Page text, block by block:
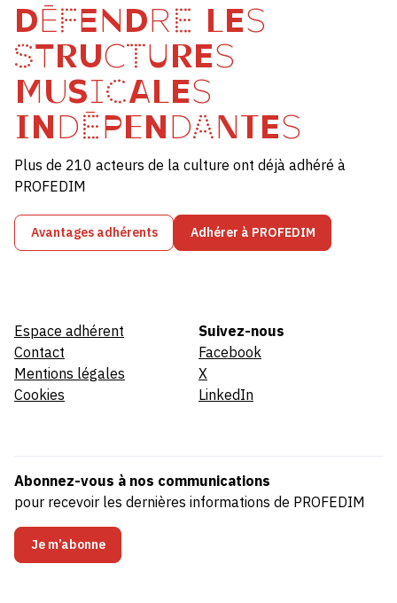
DÉFENDRE LES
STRUCTURES
MUSICALES
INDÉPENDANTES
Plus de 210 acteurs de la culture ont déjà adhéré à
PROFEDIM
Avantages adhérents Adhérer à PROFEDIM
Espace adhérent
Contact
Mentions légales
Cookies
Suivez-nous
Facebook
X
LinkedIn
Abonnez-vous à nos communications
pour recevoir les dernières informations de PROFEDIM
Je m’abonne